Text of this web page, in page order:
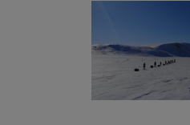
Kouluttaja/Ulkoilma Akatemia